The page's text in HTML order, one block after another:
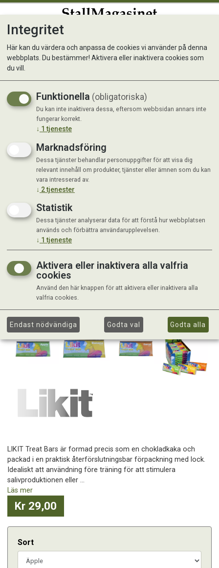
Likit Treat Bar 90g
Smaskigt goda Likit!
LIKIT Treat Bars är formad precis som en chokladkaka och
packad i en praktisk återförslutningsbar förpackning med lock.
Idealiskt att användning före träning för att stimulera
salivproduktionen eller ...
Läs mer
Kr 29,00
Sort
Integritet
Här kan du värdera och anpassa de cookies vi använder på denna
webbplats. Du bestämmer! Aktivera eller inaktivera cookies som
du vill.
Funktionella (obligatoriska)
Du kan inte inaktivera dessa, eftersom webbsidan annars inte
fungerar korrekt.
↓ 1 tjeneste
Marknadsföring
Dessa tjänster behandlar personuppgifter för att visa dig
relevant innehåll om produkter, tjänster eller ämnen som du kan
vara intresserad av.
↓ 2tjenester
Statistik
Dessa tjänster analyserar data för att förstå hur webbplatsen
används och förbättra användarupplevelsen.
↓ 1 tjeneste
Aktivera eller inaktivera alla valfria
cookies
Använd den här knappen för att aktivera eller inaktivera alla
valfria cookies.
Endast nödvändiga Godta val Godta alla